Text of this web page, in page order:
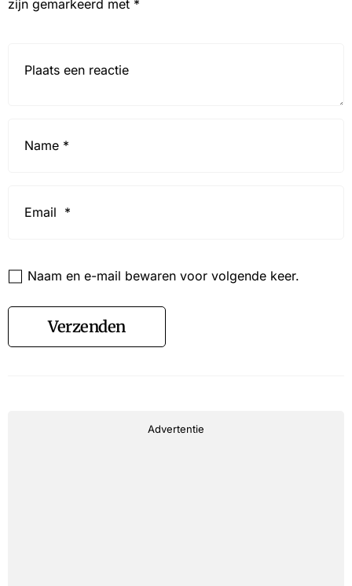
zijn gemarkeerd met *
Naam en e-mail bewaren voor volgende keer.
Verzenden
Advertentie